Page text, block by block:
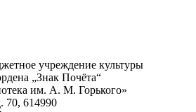
учреждение культуры
„Знак Почёта“
им. А. М. Горького»
70, 614990